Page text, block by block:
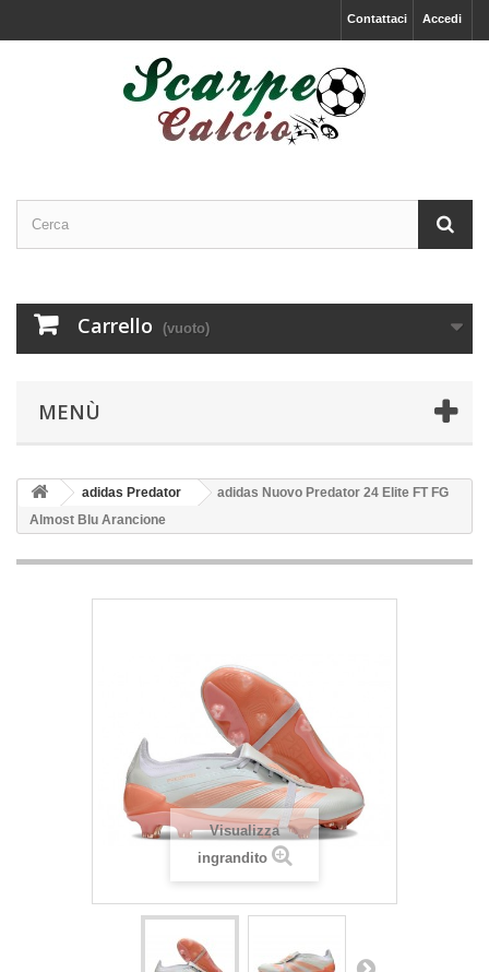
Accedi
Contattaci
Carrello (vuoto)
MENÙ
adidas Predator
adidas Nuovo Predator 24 Elite FT FG
Almost Blu Arancione
Visualizza
ingrandito